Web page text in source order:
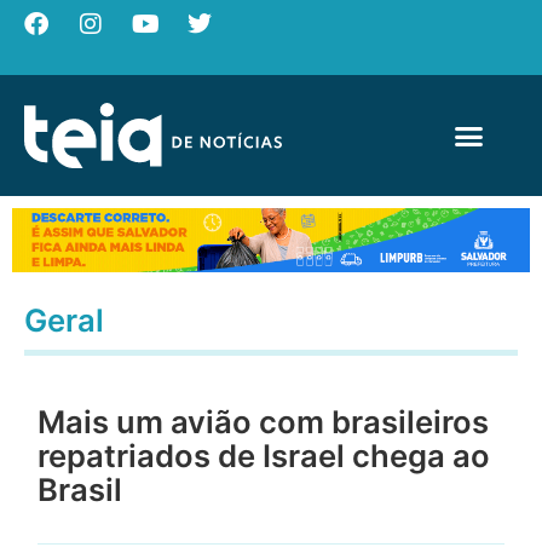
Geral
Mais um avião com brasileiros
repatriados de Israel chega ao
Brasil